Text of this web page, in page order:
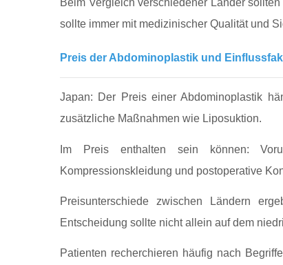
sollte immer mit medizinischer Qualität und
Preis der Abdominoplastik und
Japan: Der Preis einer Abdominoplastik
zusätzliche Maßnahmen wie Liposuktion.
Im Preis enthalten sein können:
Kompressionskleidung und postoperative
Preisunterschiede zwischen Ländern
Entscheidung sollte nicht allein auf dem
Patienten recherchieren häufig nach